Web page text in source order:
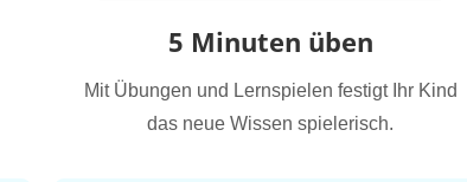
5 Minuten üben
Mit Übungen und Lernspielen festigt Ihr Kind
das neue Wissen spielerisch.